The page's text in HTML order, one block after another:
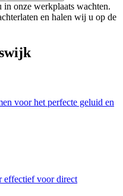
onze werkplaats wachten.
en halen wij u op de
voor het perfecte geluid en
effectief voor direct